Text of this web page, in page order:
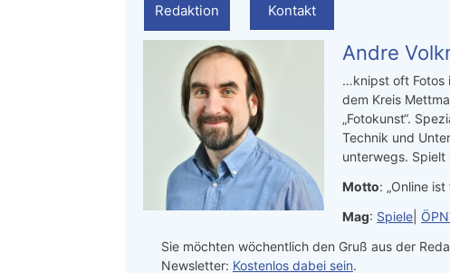
Redaktion Kontakt
Andre
…knipst oft Fotos
dem Kreis
„Fotokunst“.
Technik und
unterwegs. Spielt
Motto: „Online
Mag: Spiele
Sie möchten wöchentlich den Gruß aus der
Newsletter: Kostenlos dabei sein.